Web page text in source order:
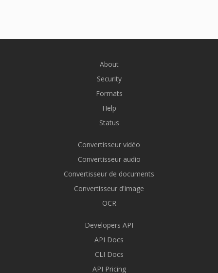
About
Security
Formats
Help
Status
Convertisseur vidéo
Convertisseur audio
Convertisseur de documents
Convertisseur d'image
OCR
Developers API
API Docs
CLI Docs
API Pricing